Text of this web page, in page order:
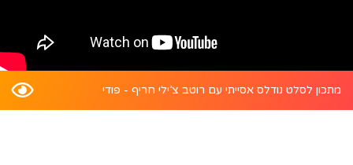
מתכון לסלט נודלס אסייתי עם רוטב צ’ילי חריף - פודי